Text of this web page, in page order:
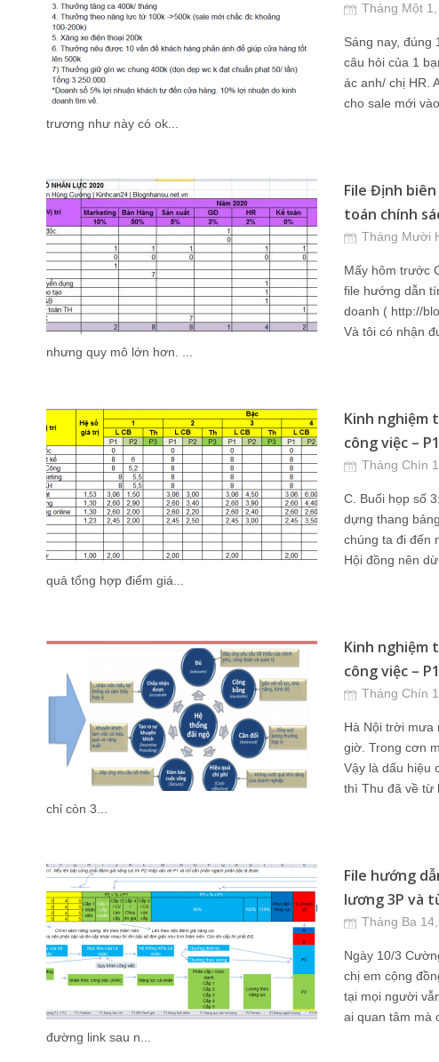
Tháng Một
Sáng nay, đúng
câu hỏi của 1
ác anh/ chị HR.
cho sale mới
trương như này có ok...
File Định
toán chính
Tháng Mười
Mấy hôm trước
file hướng dẫn
doanh ( http://
Và tôi có nhận
nhưng quy mô lớn hơn. ...
Kinh nghiệm
công việc –
Tháng Chín
C. Buổi họp số
dựng thang
chúng ta đi đến
Hội đồng nên
quả tổng hợp điểm giá...
Kinh nghiệm
công việc –
Tháng Chín
Hà Nội trời mưa
giờ. Trong cơn
Vậy là dấu hiệu
thì Thu đã về từ
chỉ còn 3...
File hướng
lương 3P và
Tháng Ba
Ngày 10/3
chị em cộng
tại mọi người
ai quan tâm mà
đường link sau n...